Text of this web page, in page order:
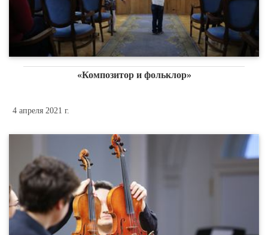
«Композитор и фольклор»
4 апреля 2021 г.